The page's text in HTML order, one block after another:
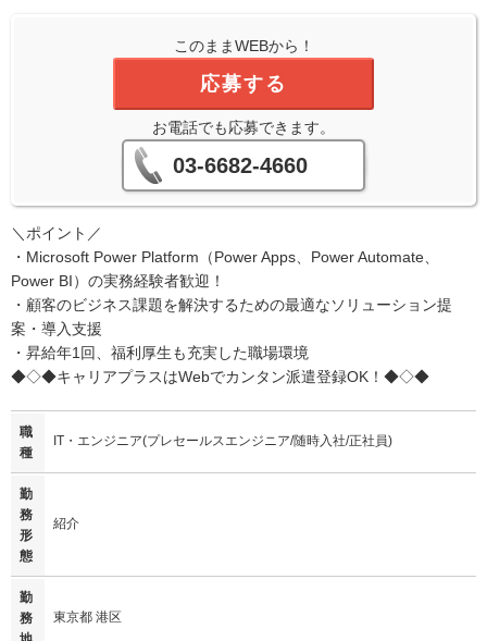
このままWEBから！
応募する
お電話でも応募できます。
03-6682-4660
＼ポイント／
・Microsoft Power Platform（Power Apps、Power Automate、
Power BI）の実務経験者歓迎！
・顧客のビジネス課題を解決するための最適なソリューション提
案・導入支援
・昇給年1回、福利厚生も充実した職場環境
◆◇◆キャリアプラスはWebでカンタン派遣登録OK！◆◇◆
職
種
IT・エンジニア(プレセールスエンジニア/随時入社/正社員)
勤
務
形
態
紹介
勤
務
東京都 港区